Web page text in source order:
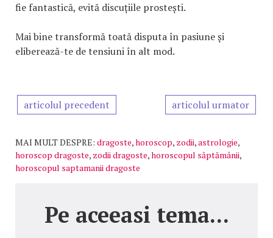
fie fantastică, evită discuțiile prostești.
Mai bine transformă toată disputa în pasiune și
eliberează-te de tensiuni în alt mod.
articolul precedent articolul urmator
MAI MULT DESPRE: dragoste,horoscop, zodii,astrologie,
horoscop dragoste, zodii dragoste,horoscopul săptămânii,
horoscopul saptamanii dragoste
Pe aceeasi tema...